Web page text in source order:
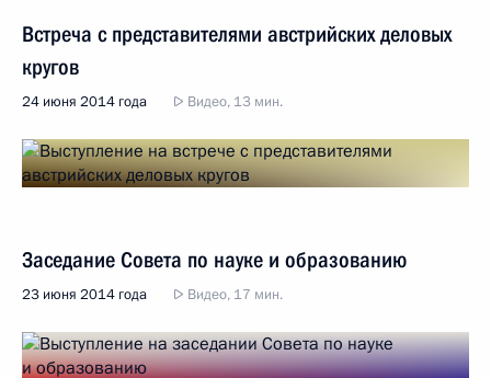
Встреча с представителями австрийских деловых
кругов
24 июня 2014 года Видео, 13 мин.
Заседание Совета по науке и образованию
23 июня 2014 года Видео, 17 мин.